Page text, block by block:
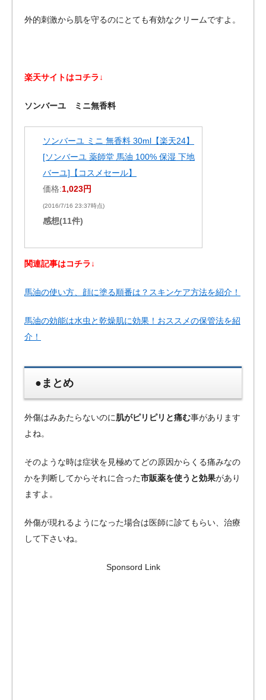
外的刺激から肌を守るのにとても有効なクリームですよ。
楽天サイトはコチラ↓
ソンバーユ ミニ無香料
ソンバーユ ミニ 無香料 30ml【楽天24】
[ソンバーユ 薬師堂 馬油 100% 保湿 下地
バーユ]【コスメセール】
価格:1,023円
(2016/7/16 23:37時点)
感想(11件)
関連記事はコチラ↓
馬油の使い方、顔に塗る順番は？スキンケア方法を紹介！
馬油の効能は水虫と乾燥肌に効果！おススメの保管法を紹
介！
●まとめ
外傷はみあたらないのに肌がピリピリと痛む事があります
よね。
そのような時は症状を見極めてどの原因からくる痛みなの
かを判断してからそれに合った市販薬を使うと効果があり
ますよ。
外傷が現れるようになった場合は医師に診てもらい、治療
して下さいね。
Sponsord Link